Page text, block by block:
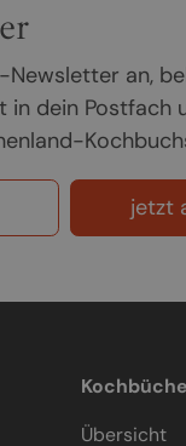
an,
dein Postfach
jetzt
Übersicht